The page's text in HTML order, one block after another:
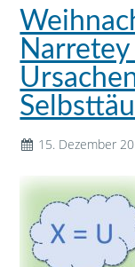
15. Dezember